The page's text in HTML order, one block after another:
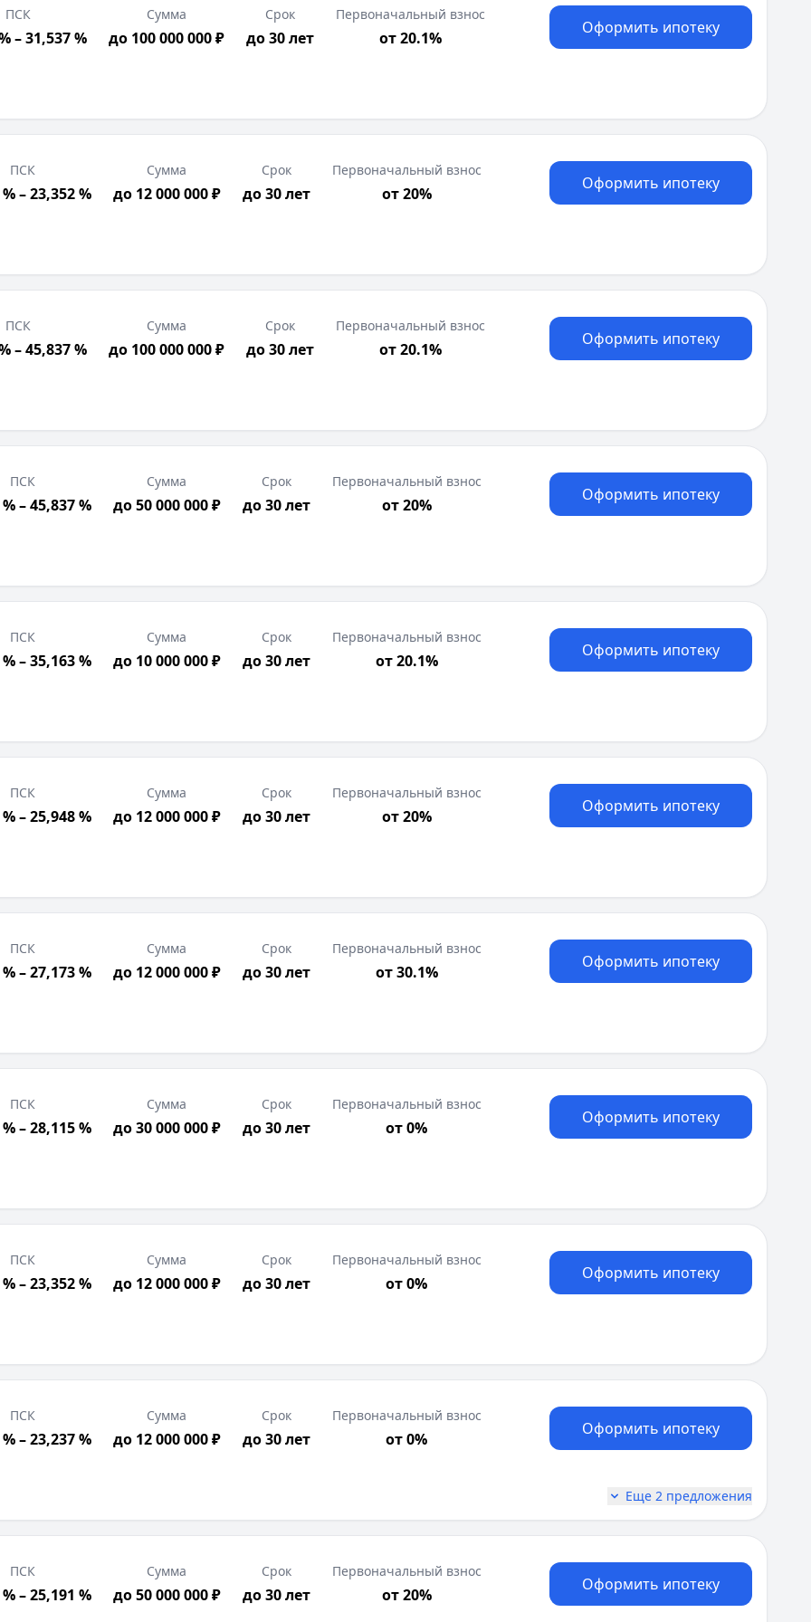
Я
Ярославль
Вся Россия
ПСК
– 31,537 %
Сумма
до 100 000 000 ₽
Срок
до 30 лет
Первоначальный взнос
от 20.1%
Оформить ипотеку
ПСК
– 23,352 %
Сумма
до 12 000 000 ₽
Срок
до 30 лет
Первоначальный взнос
от 20%
Оформить ипотеку
ПСК
– 45,837 %
Сумма
до 100 000 000 ₽
Срок
до 30 лет
Первоначальный взнос
от 20.1%
Оформить ипотеку
ПСК
– 45,837 %
Сумма
до 50 000 000 ₽
Срок
до 30 лет
Первоначальный взнос
от 20%
Оформить ипотеку
ПСК
– 35,163 %
Сумма
до 10 000 000 ₽
Срок
до 30 лет
Первоначальный взнос
от 20.1%
Оформить ипотеку
ПСК
– 25,948 %
Сумма
до 12 000 000 ₽
Срок
до 30 лет
Первоначальный взнос
от 20%
Оформить ипотеку
ПСК
– 27,173 %
Сумма
до 12 000 000 ₽
Срок
до 30 лет
Первоначальный взнос
от 30.1%
Оформить ипотеку
ПСК
– 28,115 %
Сумма
до 30 000 000 ₽
Срок
до 30 лет
Первоначальный взнос
от 0%
Оформить ипотеку
ПСК
– 23,352 %
Сумма
до 12 000 000 ₽
Срок
до 30 лет
Первоначальный взнос
от 0%
Оформить ипотеку
ПСК
– 23,237 %
Сумма
до 12 000 000 ₽
Срок
до 30 лет
Первоначальный взнос
от 0%
Оформить ипотеку
Еще 2 предложения
ПСК
– 25,191 %
Сумма
до 50 000 000 ₽
Срок
до 30 лет
Первоначальный взнос
от 20%
Оформить ипотеку